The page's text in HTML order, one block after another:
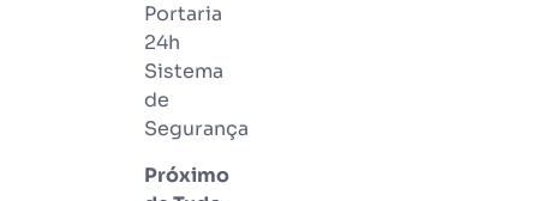
Portaria
24h
Sistema
de
Segurança
Próximo